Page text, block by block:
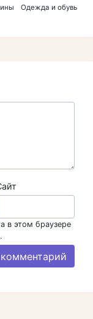
Одежда и обувь
в этом браузере